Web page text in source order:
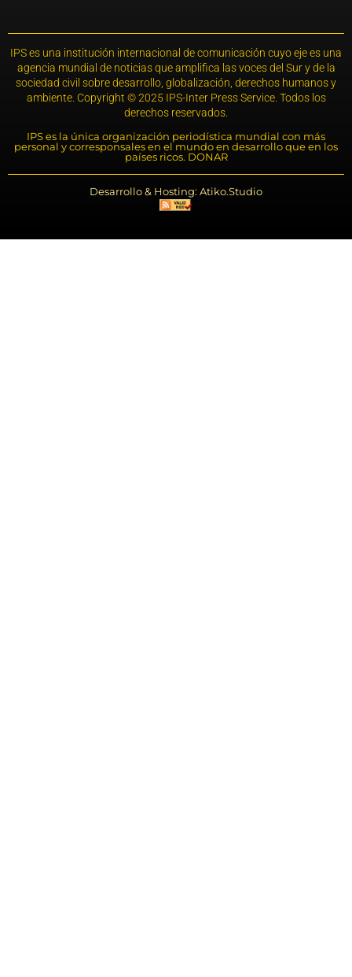
IPS es una institución internacional de comunicación cuyo eje es una
agencia mundial de noticias que amplifica las voces del Sur y de la
sociedad civil sobre desarrollo, globalización, derechos humanos y
ambiente. Copyright © 2025 IPS-Inter Press Service. Todos los
derechos reservados.
IPS es la única organización periodística mundial con más
personal y corresponsales en el mundo en desarrollo que en los
países ricos. DONAR
Desarrollo & Hosting: Atiko.Studio